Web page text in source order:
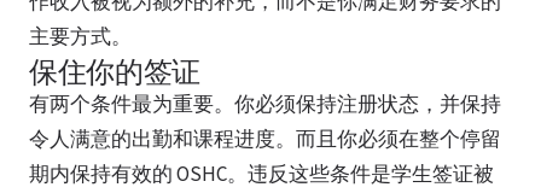
主要方式。
保住你的签证
有两个条件最为重要。你必须保持注册状态，并保持
令人满意的出勤和课程进度。而且你必须在整个停留
期内保持有效的 OSHC。违反这些条件是学生签证被